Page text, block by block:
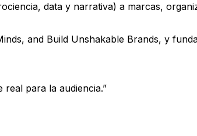
data y narrativa) a marcas,
and Build Unshakable Brands, y
real para la audiencia.”